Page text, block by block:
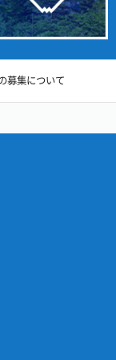
募集について